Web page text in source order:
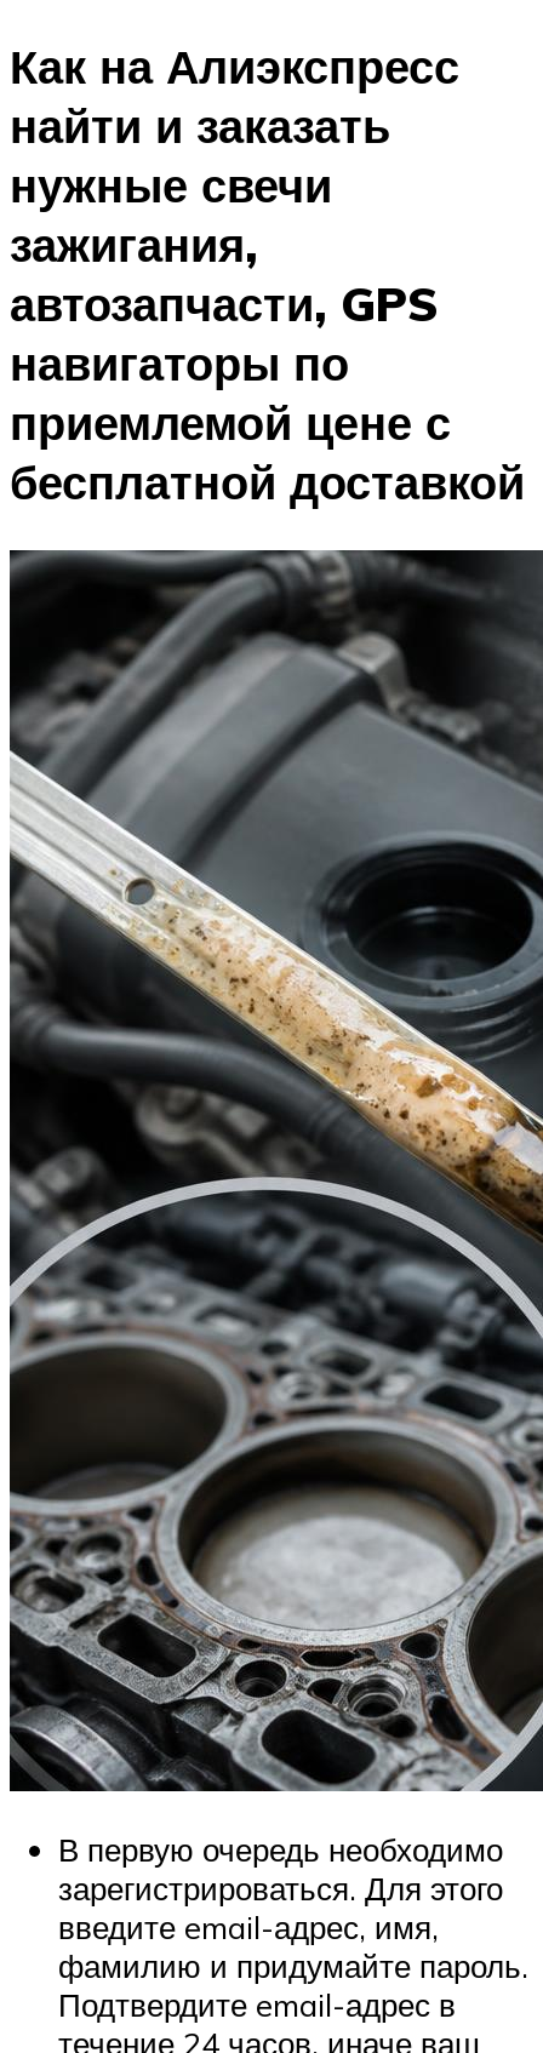
Как на Алиэкспресс
найти и заказать
нужные свечи
зажигания,
автозапчасти, GPS
навигаторы по
приемлемой цене с
бесплатной доставкой
В первую очередь необходимо
зарегистрироваться. Для этого
введите email-адрес, имя,
фамилию и придумайте пароль.
Подтвердите email-адрес в
течение 24 часов, иначе ваш